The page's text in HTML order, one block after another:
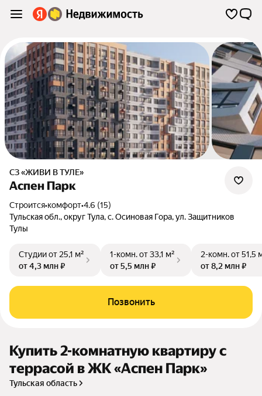
СЗ «ЖИВИ В ТУЛЕ»
Аспен Парк
Строится•комфорт•4.6 (15)
Тульская обл.,округ Тула,с. Осиновая Гора,ул. Защитников
Тулы
Студииот 25,1 м²
от 4,3 млн ₽
1-комн.от 33,1 м²
от 5,5 млн ₽
2-комн.от 51,5
от 8,2 млн ₽
Позвонить
Купить 2-комнатную квартиру с
террасой в ЖК «Аспен Парк»
Тульская область